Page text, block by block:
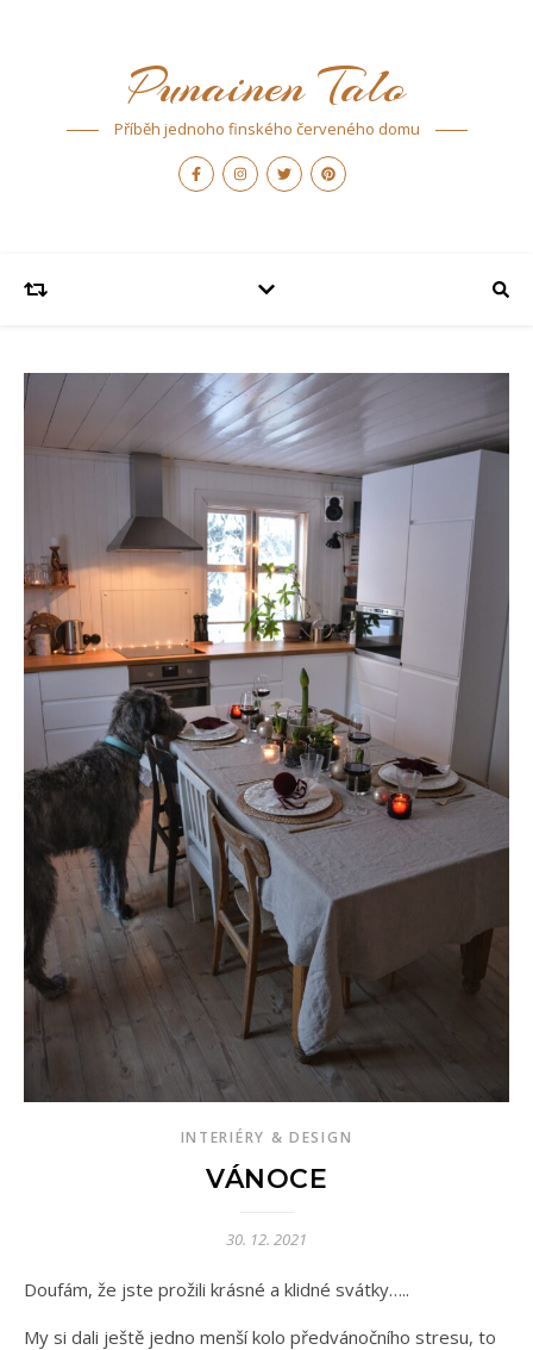
Punainen Talo
Příběh jednoho finského červeného domu
INTERIÉRY & DESIGN
VÁNOCE
30. 12. 2021
Doufám, že jste prožili krásné a klidné svátky…..
My si dali ještě jedno menší kolo předvánočního stresu, to